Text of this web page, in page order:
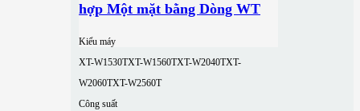
hợp Một mặt bằng Dòng WT
Kiểu máy
XT-W1530TXT-W1560TXT-W2040TXT-
W2060TXT-W2560T
Công suất